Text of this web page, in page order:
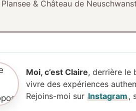
& Château de
Moi, c’est Claire, derrière le
vivre des expériences
Rejoins-moi sur Instagram,